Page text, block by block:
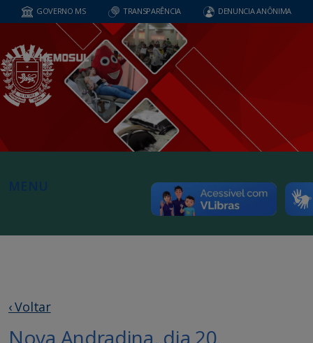
GOVERNO MS TRANSPARÊNCIA DENUNCIA ANÔNIMA
MENU
‹ Voltar
Nova Andradina, dia 20,